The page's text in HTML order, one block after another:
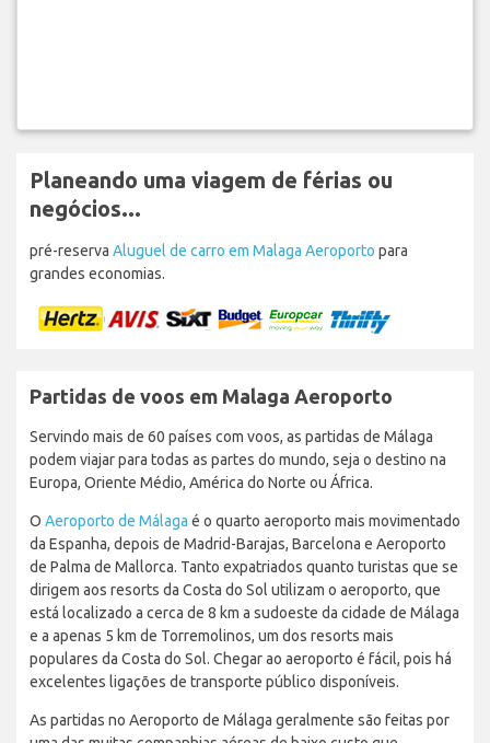
Planeando uma viagem de férias ou
negócios...
pré-reserva Aluguel de carro em Malaga Aeroporto para
grandes economias.
Partidas de voos em Malaga Aeroporto
Servindo mais de 60 países com voos, as partidas de Málaga
podem viajar para todas as partes do mundo, seja o destino na
Europa, Oriente Médio, América do Norte ou África.
O Aeroporto de Málaga é o quarto aeroporto mais movimentado
da Espanha, depois de Madrid-Barajas, Barcelona e Aeroporto
de Palma de Mallorca. Tanto expatriados quanto turistas que se
dirigem aos resorts da Costa do Sol utilizam o aeroporto, que
está localizado a cerca de 8 km a sudoeste da cidade de Málaga
e a apenas 5 km de Torremolinos, um dos resorts mais
populares da Costa do Sol. Chegar ao aeroporto é fácil, pois há
excelentes ligações de transporte público disponíveis.
As partidas no Aeroporto de Málaga geralmente são feitas por